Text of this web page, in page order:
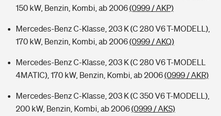
150 kW, Benzin, Kombi, ab 2006(0999 / AKP)
Mercedes-Benz C-Klasse, 203 K (C 280 V6 T-MODELL),
170 kW, Benzin, Kombi, ab 2006(0999 / AKQ)
Mercedes-Benz C-Klasse, 203 K (C 280 V6 T-MODELL
4MATIC), 170 kW, Benzin, Kombi, ab 2006(0999 / AKR)
Mercedes-Benz C-Klasse, 203 K (C 350 V6 T-MODELL),
200 kW, Benzin, Kombi, ab 2006(0999 / AKS)